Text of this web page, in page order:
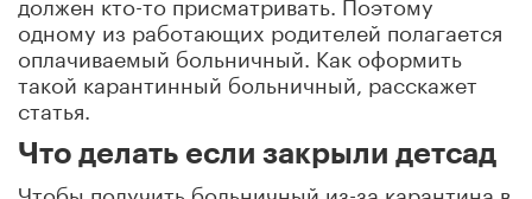
одному из работающих родителей полагается
оплачиваемый больничный. Как оформить
такой карантинный больничный, расскажет
статья.
Что делать если закрыли детсад
Чтобы получить больничный из-за карантина в